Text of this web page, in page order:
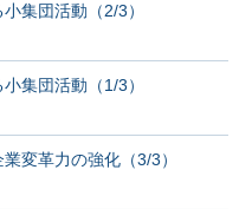
集団活動（2/3）
集団活動（1/3）
変革力の強化（3/3）